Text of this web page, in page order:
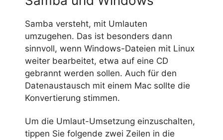
Samba versteht, mit Umlauten
umzugehen. Das ist besonders dann
sinnvoll, wenn Windows-Dateien mit Linux
weiter bearbeitet, etwa auf eine CD
gebrannt werden sollen. Auch für den
Datenaustausch mit einem Mac sollte die
Konvertierung stimmen.
Um die Umlaut-Umsetzung einzuschalten,
tippen Sie folgende zwei Zeilen in die